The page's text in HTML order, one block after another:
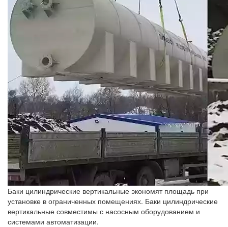
Баки цилиндрические вертикальные экономят площадь при
установке в ограниченных помещениях. Баки цилиндрические
вертикальные совместимы с насосным оборудованием и
системами автоматизации.